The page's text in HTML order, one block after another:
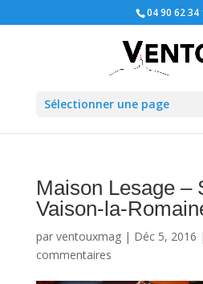
04 90 62 34
Sélectionner une page
Maison Lesage –
Vaison-la-
par ventouxmag| Déc 5, 2016 |
commentaires